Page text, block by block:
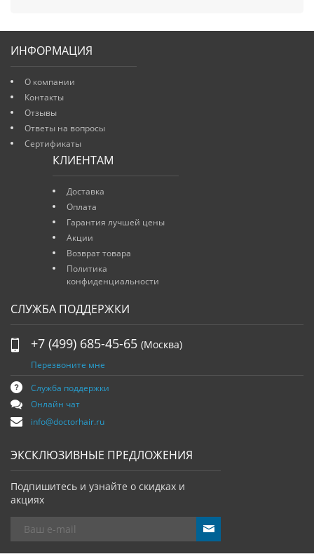
ИНФОРМАЦИЯ
О компании
Контакты
Отзывы
Ответы на вопросы
Сертификаты
КЛИЕНТАМ
Доставка
Оплата
Гарантия лучшей цены
Акции
Возврат товара
Политика
конфиденциальности
СЛУЖБА ПОДДЕРЖКИ
+7 (499) 685-45-65 (Москва)
Перезвоните мне
Служба поддержки
Онлайн чат
info@doctorhair.ru
ЭКСКЛЮЗИВНЫЕ ПРЕДЛОЖЕНИЯ
Подпишитесь и узнайте о скидках и
акциях
send